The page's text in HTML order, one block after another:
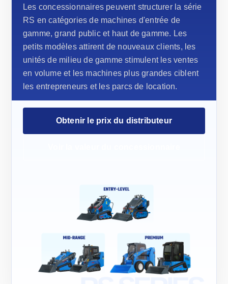
Les concessionnaires peuvent structurer la série
RS en catégories de machines d'entrée de
gamme, grand public et haut de gamme. Les
petits modèles attirent de nouveaux clients, les
unités de milieu de gamme stimulent les ventes
en volume et les machines plus grandes ciblent
les entrepreneurs et les parcs de location.
Obtenir le prix du distributeur